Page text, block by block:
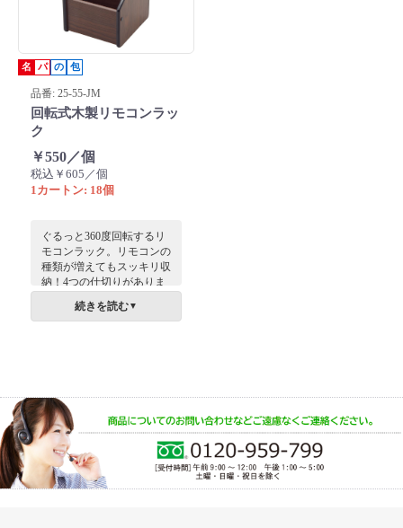
名 パ の 包
品番: 25-55-JM
回転式木製リモコンラッ
ク
￥550／個
税込￥605／個
1カートン: 18個
ぐるっと360度回転するリ
モコンラック。リモコンの
種類が増えてもスッキリ収
納！4つの仕切りがありま
も収納できます。
続きを読む▼